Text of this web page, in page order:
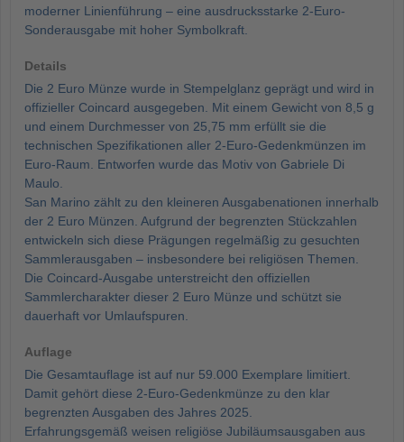
moderner Linienführung – eine ausdrucksstarke 2-Euro-
Sonderausgabe mit hoher Symbolkraft.
Details
Die 2 Euro Münze wurde in Stempelglanz geprägt und wird in
offizieller Coincard ausgegeben. Mit einem Gewicht von 8,5 g
und einem Durchmesser von 25,75 mm erfüllt sie die
technischen Spezifikationen aller 2-Euro-Gedenkmünzen im
Euro-Raum. Entworfen wurde das Motiv von Gabriele Di
Maulo.
San Marino zählt zu den kleineren Ausgabenationen innerhalb
der 2 Euro Münzen. Aufgrund der begrenzten Stückzahlen
entwickeln sich diese Prägungen regelmäßig zu gesuchten
Sammlerausgaben – insbesondere bei religiösen Themen.
Die Coincard-Ausgabe unterstreicht den offiziellen
Sammlercharakter dieser 2 Euro Münze und schützt sie
dauerhaft vor Umlaufspuren.
Auflage
Die Gesamtauflage ist auf nur 59.000 Exemplare limitiert.
Damit gehört diese 2-Euro-Gedenkmünze zu den klar
begrenzten Ausgaben des Jahres 2025.
Erfahrungsgemäß weisen religiöse Jubiläumsausgaben aus